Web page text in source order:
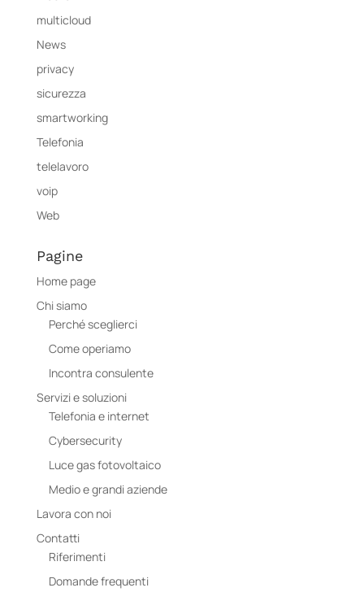
multicloud
News
privacy
sicurezza
smartworking
Telefonia
telelavoro
voip
Web
Pagine
Home page
Chi siamo
Perché sceglierci
Come operiamo
Incontra consulente
Servizi e soluzioni
Telefonia e internet
Cybersecurity
Luce gas fotovoltaico
Medio e grandi aziende
Lavora con noi
Contatti
Riferimenti
Domande frequenti